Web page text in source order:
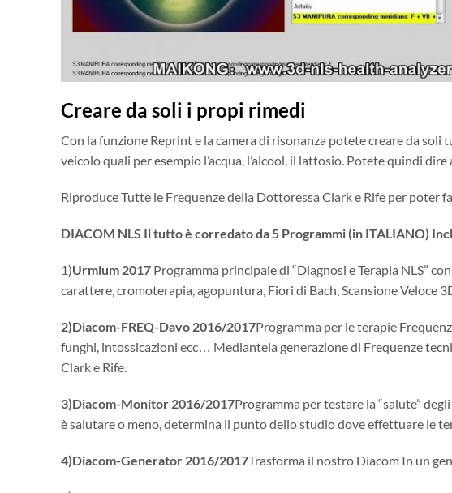
Creare da soli i propi rimedi
Con la funzione Reprint e la camera di risonanza potete creare da
veicolo quali per esempio l’acqua, l’alcool, il lattosio. Potete quindi
Riproduce Tutte le Frequenze della Dottoressa Clark e Rife per poter
DIACOM NLS Il tutto è corredato da 5 Programmi (in ITALIANO)
1)Urmium 2017 Programma principale di “Diagnosi e Terapia NLS”
carattere, cromoterapia, agopuntura, Fiori di Bach, Scansione Veloce
2)Diacom-FREQ-Davo 2016/2017Programma per le terapie
funghi, intossicazioni ecc… Mediantela generazione di Frequenze
Clark e Rife.
3)Diacom-Monitor 2016/2017Programma per testare la “salute”
è salutare o meno, determina il punto dello studio dove effettuare le
4)Diacom-Generator 2016/2017Trasforma il nostro Diacom In un